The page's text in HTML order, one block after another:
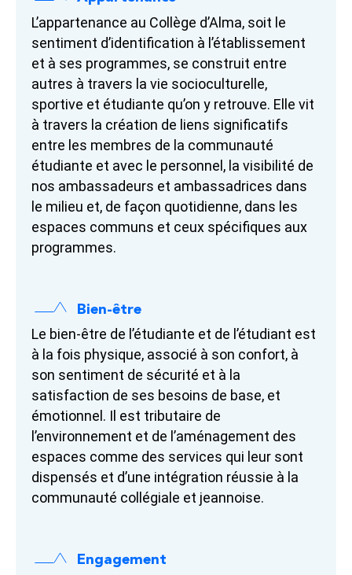
L’appartenance au Collège d’Alma, soit le
sentiment d’identification à l’établissement
et à ses programmes, se construit entre
autres à travers la vie socioculturelle,
sportive et étudiante qu’on y retrouve. Elle vit
à travers la création de liens significatifs
entre les membres de la communauté
étudiante et avec le personnel, la visibilité de
nos ambassadeurs et ambassadrices dans
le milieu et, de façon quotidienne, dans les
espaces communs et ceux spécifiques aux
programmes.
Bien-être
Le bien-être de l’étudiante et de l’étudiant est
à la fois physique, associé à son confort, à
son sentiment de sécurité et à la
satisfaction de ses besoins de base, et
émotionnel. Il est tributaire de
l’environnement et de l’aménagement des
espaces comme des services qui leur sont
dispensés et d’une intégration réussie à la
communauté collégiale et jeannoise.
Engagement